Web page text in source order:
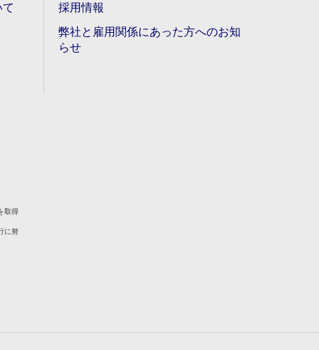
採用情報
弊社と雇用関係にあった方へのお知
らせ
取得
に努